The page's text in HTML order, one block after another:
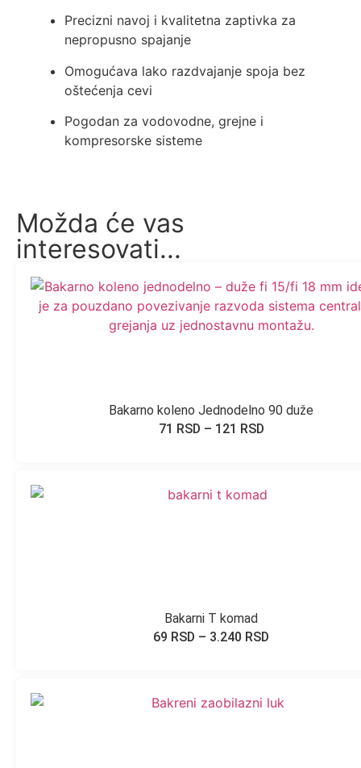
Precizni navoj i kvalitetna zaptivka za
nepropusno spajanje
Omogućava lako razdvajanje spoja bez
oštećenja cevi
Pogodan za vodovodne, grejne i
kompresorske sisteme
Možda će vas
interesovati...
Bakarno koleno Jednodelno 90 duže
71 RSD – 121 RSD
Bakarni T komad
69 RSD – 3.240 RSD